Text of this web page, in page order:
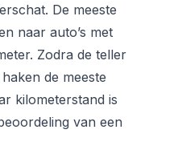
De meeste
naar auto’s met
Zodra de teller
de meeste
kilometerstand is
van een